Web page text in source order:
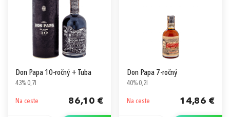
Don Papa 10-ročný + Tuba
43% 0,7l
Na ceste 86,10 €
Don Papa 7-ročný
40% 0,2l
Na ceste 14,86 €